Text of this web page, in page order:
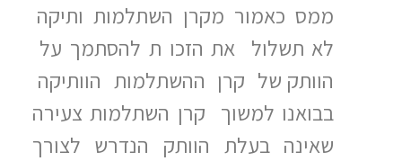
ממס כאמור מקרן השתלמות ותיקה
לא תשלול את הזכו ת להסתמך על
הוותק של קרן ההשתלמות הוותיקה
בבואנו למשוך קרן השתלמות צעירה
שאינה בעלת הוותק הנדרש לצורך